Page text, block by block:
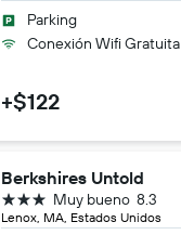
Parking
Conexión Wifi Gratuita
+$122
Berkshires Untold
Lenox, MA, Estados Unidos
8.3
Muy bueno
3 estrellas